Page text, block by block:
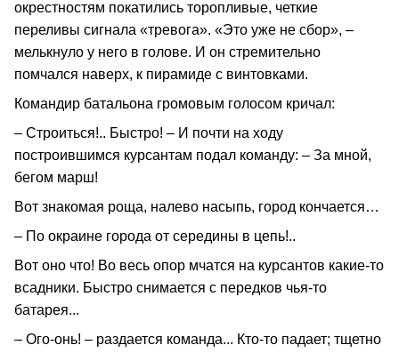
окрестностям покатились торопливые, четкие
переливы сигнала «тревога». «Это уже не сбор», –
мелькнуло у него в голове. И он стремительно
помчался наверх, к пирамиде с винтовками.
Командир батальона громовым голосом кричал:
– Строиться!.. Быстро! – И почти на ходу
построившимся курсантам подал команду: – За мной,
бегом марш!
Вот знакомая роща, налево насыпь, город кончается…
– По окраине города от середины в цепь!..
Вот оно что! Во весь опор мчатся на курсантов какие-то
всадники. Быстро снимается с передков чья-то
батарея...
– Ого-онь! – раздается команда... Кто-то падает; тщетно